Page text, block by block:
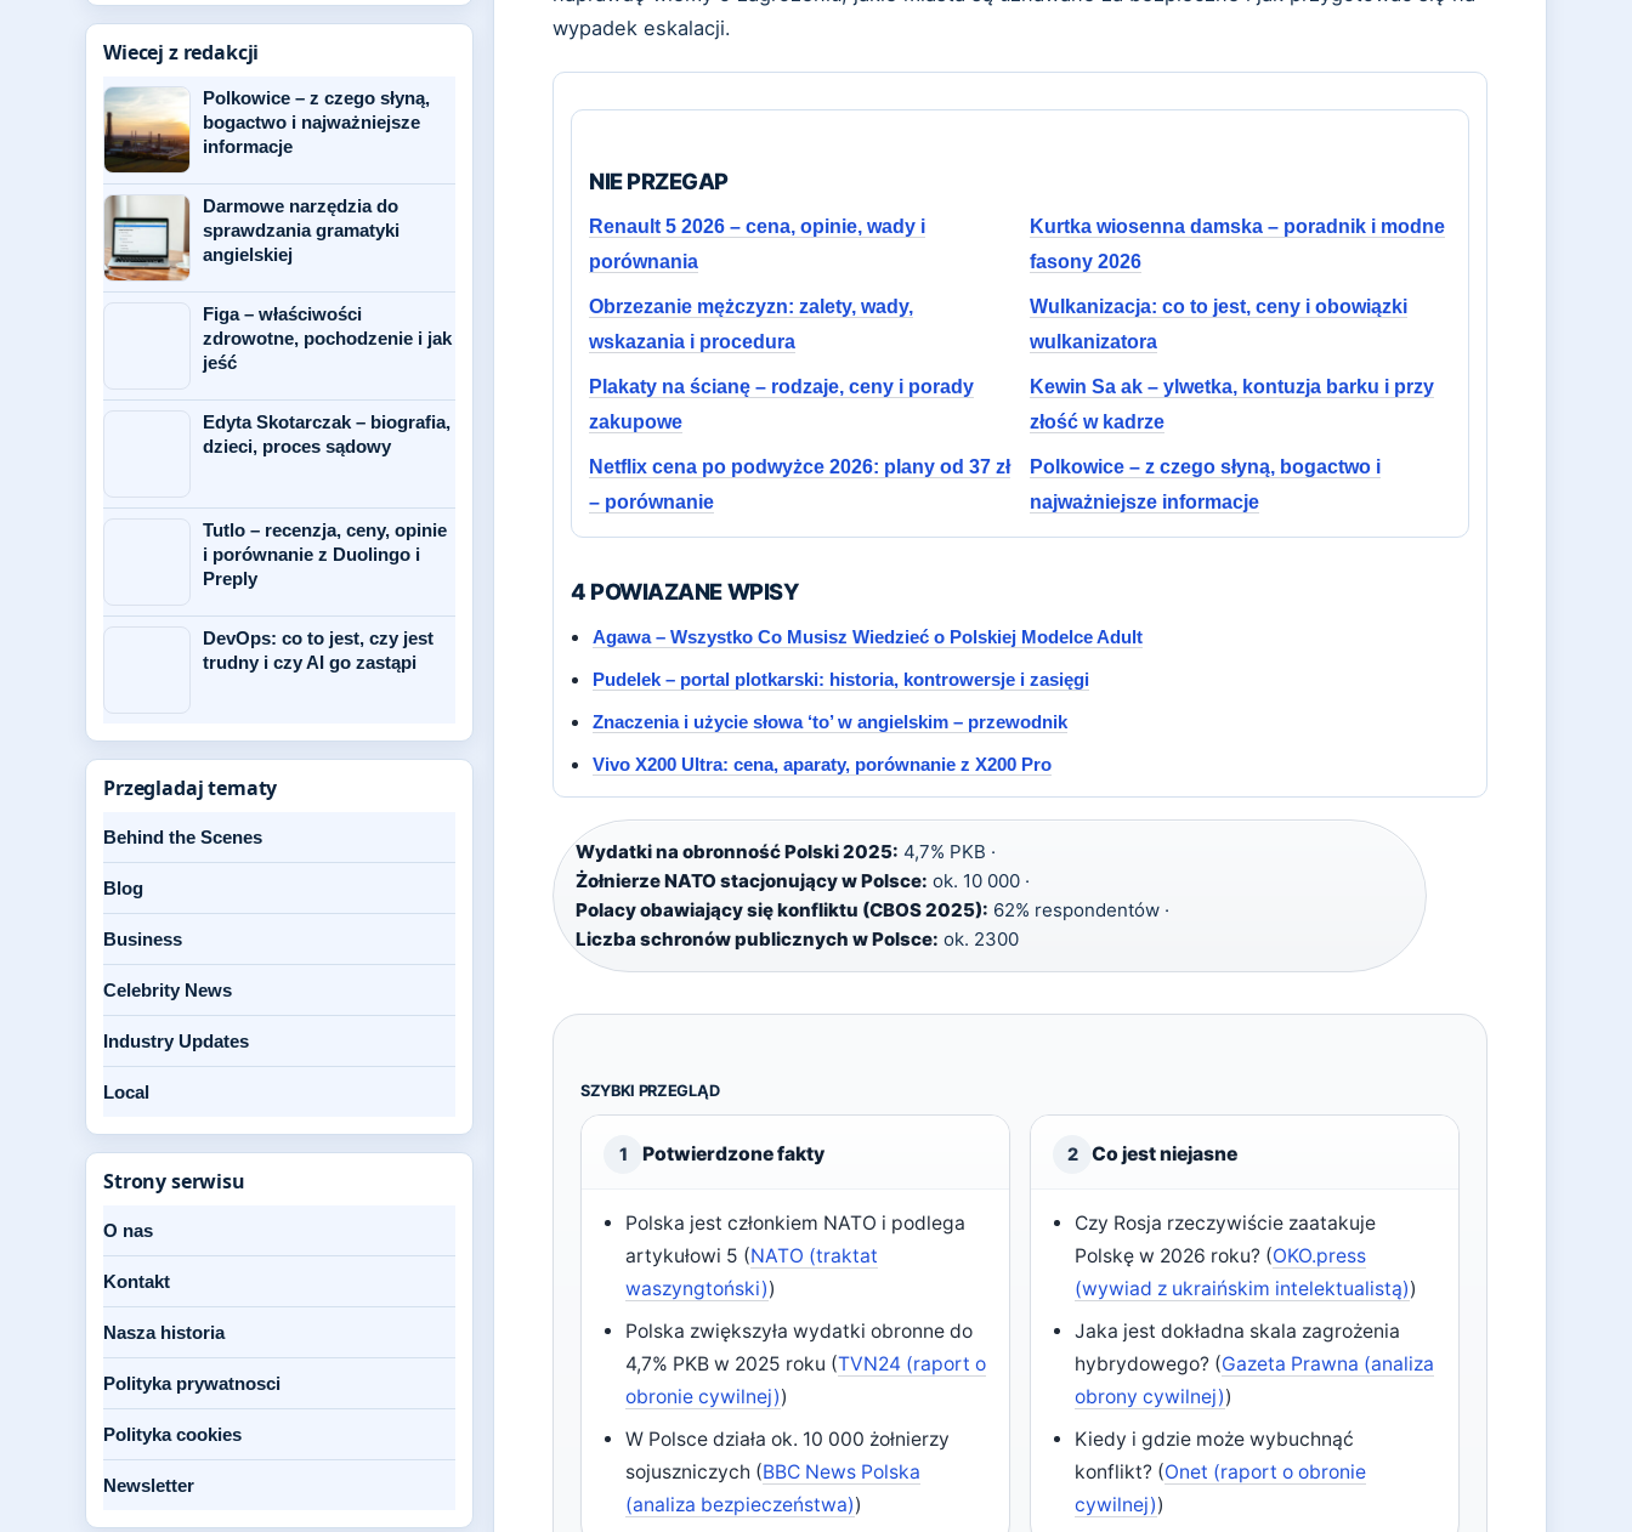
wypadek eskalacji.
NIE PRZEGAP
Renault 5 2026 – cena, opinie, wady i
porównania
Kurtka wiosenna damska – poradnik i modne
fasony 2026
Obrzezanie mężczyzn: zalety, wady,
wskazania i procedura
Wulkanizacja: co to jest, ceny i obowiązki
wulkanizatora
Plakaty na ścianę – rodzaje, ceny i porady
zakupowe
Kewin Sa ak – ylwetka, kontuzja barku i przy
złość w kadrze
Netflix cena po podwyżce 2026: plany od 37 zł
– porównanie
Polkowice – z czego słyną, bogactwo i
najważniejsze informacje
4 POWIAZANE WPISY
Agawa – Wszystko Co Musisz Wiedzieć o Polskiej Modelce Adult
Pudelek – portal plotkarski: historia, kontrowersje i zasięgi
Znaczenia i użycie słowa ‘to’ w angielskim – przewodnik
Vivo X200 Ultra: cena, aparaty, porównanie z X200 Pro
Wydatki na obronność Polski 2025: 4,7% PKB ·
Żołnierze NATO stacjonujący w Polsce: ok. 10 000 ·
Polacy obawiający się konfliktu (CBOS 2025): 62% respondentów ·
Liczba schronów publicznych w Polsce: ok. 2300
SZYBKI PRZEGLĄD
1 Potwierdzone fakty
Polska jest członkiem NATO i podlega
artykułowi 5 (NATO (traktat
waszyngtoński))
Polska zwiększyła wydatki obronne do
4,7% PKB w 2025 roku (TVN24 (raport o
obronie cywilnej))
W Polsce działa ok. 10 000 żołnierzy
sojuszniczych (BBC News Polska
(analiza bezpieczeństwa))
2 Co jest niejasne
Czy Rosja rzeczywiście zaatakuje
Polskę w 2026 roku? (OKO.press
(wywiad z ukraińskim intelektualistą))
Jaka jest dokładna skala zagrożenia
hybrydowego? (Gazeta Prawna (analiza
obrony cywilnej))
Kiedy i gdzie może wybuchnąć
konflikt? (Onet (raport o obronie
cywilnej))
Wiecej z redakcji
Polkowice – z czego słyną,
bogactwo i najważniejsze
informacje
Darmowe narzędzia do
sprawdzania gramatyki
angielskiej
Figa – właściwości
zdrowotne, pochodzenie i jak
jeść
Edyta Skotarczak – biografia,
dzieci, proces sądowy
Tutlo – recenzja, ceny, opinie
i porównanie z Duolingo i
Preply
DevOps: co to jest, czy jest
trudny i czy AI go zastąpi
Przegladaj tematy
Behind the Scenes
Blog
Business
Celebrity News
Industry Updates
Local
Strony serwisu
O nas
Kontakt
Nasza historia
Polityka prywatnosci
Polityka cookies
Newsletter